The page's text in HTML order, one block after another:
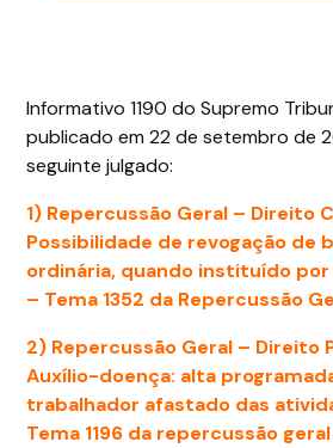
Informativo 1190 do Supremo
publicado em 22 de setembro de
seguinte julgado:
1) Repercussão Geral – Direito
Possibilidade de revogação de
ordinária, quando instituído
– Tema 1352 da Repercussão
2) Repercussão Geral – Direito
Auxílio-doença: alta
trabalhador afastado das
Tema 1196 da repercussão geral